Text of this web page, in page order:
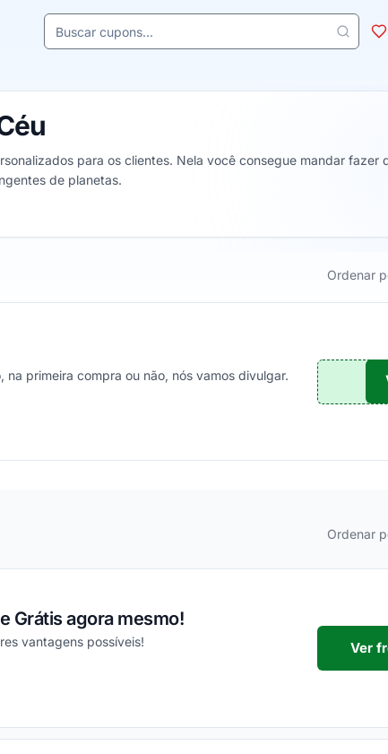
Buscar cupons e lojas
para os clientes. Nela você consegue mandar fazer
de planetas.
Ordenar
primeira compra ou não, nós vamos divulgar.
Ordenar
Grátis agora mesmo!
vantagens possíveis! Ver